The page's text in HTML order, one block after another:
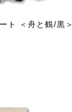
ト ＜舟と鶴/黒＞